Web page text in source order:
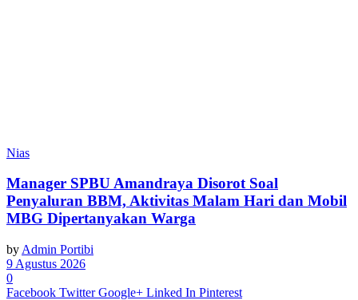
Nias
Manager SPBU Amandraya Disorot Soal
Penyaluran BBM, Aktivitas Malam Hari dan Mobil
MBG Dipertanyakan Warga
by Admin Portibi
9 Agustus 2026
0
Facebook Twitter Google+ Linked In Pinterest